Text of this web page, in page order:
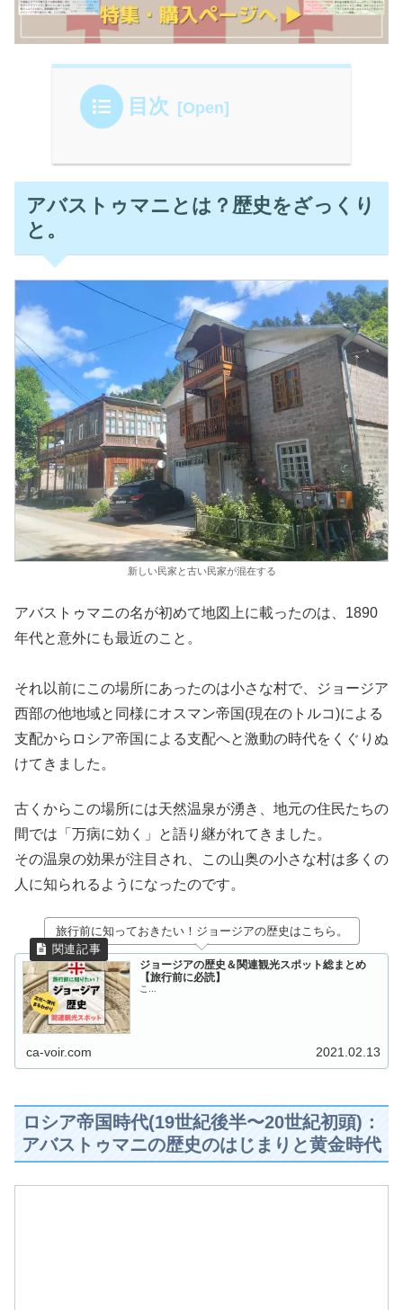
目次
アバストゥマニとは？歴史をざっくり
と。
新しい民家と古い民家が混在する
アバストゥマニの名が初めて地図上に載ったのは、1890
年代と意外にも最近のこと。
それ以前にこの場所にあったのは小さな村で、ジョージア
西部の他地域と同様にオスマン帝国(現在のトルコ)による
支配からロシア帝国による支配へと激動の時代をくぐりぬ
けてきました。
古くからこの場所には天然温泉が湧き、地元の住民たちの
間では「万病に効く」と語り継がれてきました。
その温泉の効果が注目され、この山奥の小さな村は多くの
人に知られるようになったのです。
旅行前に知っておきたい！ジョージアの歴史はこちら。
ジョージアの歴史＆関連観光スポット総まとめ
【旅行前に必読】
こ...
ca-voir.com 2021.02.13
ロシア帝国時代(19世紀後半〜20世紀初頭)：
アバストゥマニの歴史のはじまりと黄金時代